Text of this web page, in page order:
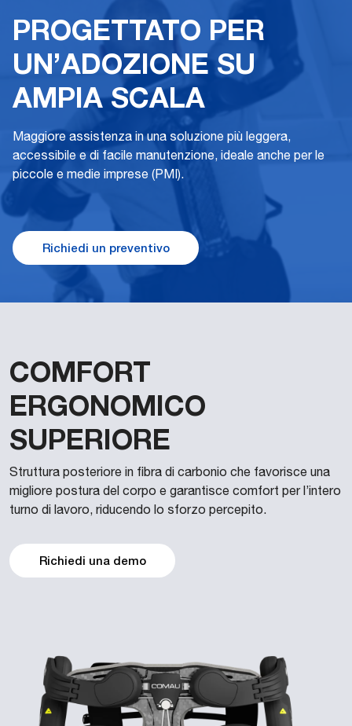
PROGETTATO PER
UN’ADOZIONE SU
AMPIA SCALA
Maggiore assistenza in una soluzione più leggera,
accessibile e di facile manutenzione, ideale anche per le
piccole e medie imprese (PMI).
Richiedi un preventivo
COMFORT
ERGONOMICO
SUPERIORE
Struttura posteriore in fibra di carbonio che favorisce una
migliore postura del corpo e garantisce comfort per l’intero
turno di lavoro, riducendo lo sforzo percepito.
Richiedi una demo